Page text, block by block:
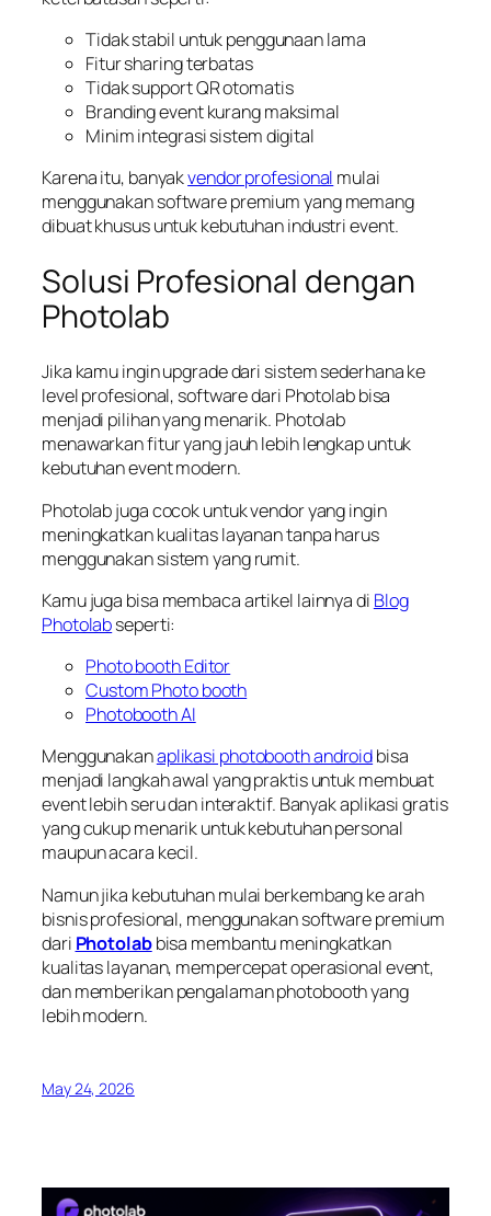
Tidak stabil untuk penggunaan lama
Fitur sharing terbatas
Tidak support QR otomatis
Branding event kurang maksimal
Minim integrasi sistem digital
Karena itu, banyakvendor profesional mulai
menggunakan software premium yang memang
dibuat khusus untuk kebutuhan industri event.
Solusi Profesional dengan
Photolab
Jika kamu ingin upgrade dari sistem sederhana ke
level profesional, software dari Photolab bisa
menjadi pilihan yang menarik. Photolab
menawarkan fitur yang jauh lebih lengkap untuk
kebutuhan event modern.
Photolab juga cocok untuk vendor yang ingin
meningkatkan kualitas layanan tanpa harus
menggunakan sistem yang rumit.
Kamu juga bisa membaca artikel lainnya di Blog
Photolabseperti:
Photo booth Editor
Custom Photo booth
Photobooth AI
Menggunakanaplikasi photobooth androidbisa
menjadi langkah awal yang praktis untuk membuat
event lebih seru dan interaktif. Banyak aplikasi gratis
yang cukup menarik untuk kebutuhan personal
maupun acara kecil.
Namun jika kebutuhan mulai berkembang ke arah
bisnis profesional, menggunakan software premium
dari Photolabbisa membantu meningkatkan
kualitas layanan, mempercepat operasional event,
dan memberikan pengalaman photobooth yang
lebih modern.
May 24, 2026